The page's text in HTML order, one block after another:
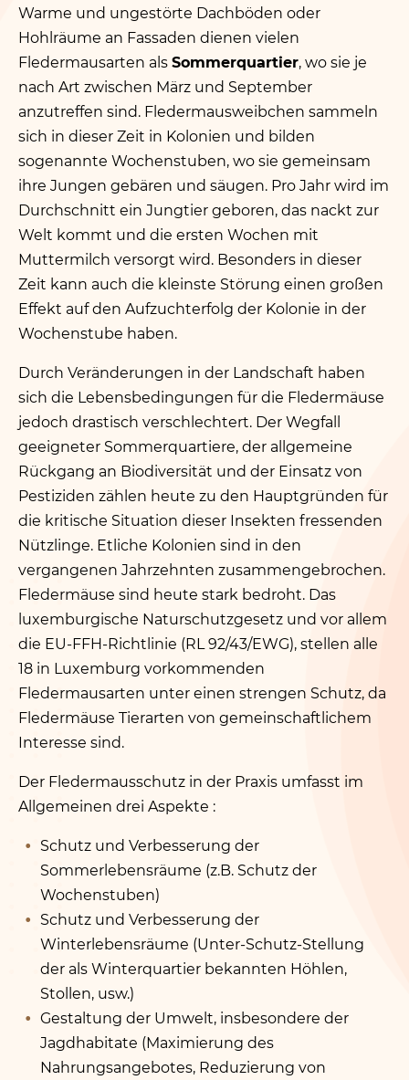
Warme und ungestörte Dachböden oder
Hohlräume an Fassaden dienen vielen
Fledermausarten als Sommerquartier, wo sie je
nach Art zwischen März und September
anzutreffen sind. Fledermausweibchen sammeln
sich in dieser Zeit in Kolonien und bilden
sogenannte Wochenstuben, wo sie gemeinsam
ihre Jungen gebären und säugen. Pro Jahr wird im
Durchschnitt ein Jungtier geboren, das nackt zur
Welt kommt und die ersten Wochen mit
Muttermilch versorgt wird. Besonders in dieser
Zeit kann auch die kleinste Störung einen großen
Effekt auf den Aufzuchterfolg der Kolonie in der
Wochenstube haben.
Durch Veränderungen in der Landschaft haben
sich die Lebensbedingungen für die Fledermäuse
jedoch drastisch verschlechtert. Der Wegfall
geeigneter Sommerquartiere, der allgemeine
Rückgang an Biodiversität und der Einsatz von
Pestiziden zählen heute zu den Hauptgründen für
die kritische Situation dieser Insekten fressenden
Nützlinge. Etliche Kolonien sind in den
vergangenen Jahrzehnten zusammengebrochen.
Fledermäuse sind heute stark bedroht. Das
luxemburgische Naturschutzgesetz und vor allem
die EU-FFH-Richtlinie (RL 92/43/EWG), stellen alle
18 in Luxemburg vorkommenden
Fledermausarten unter einen strengen Schutz, da
Fledermäuse Tierarten von gemeinschaftlichem
Interesse sind.
Der Fledermausschutz in der Praxis umfasst im
Allgemeinen drei Aspekte :
Schutz und Verbesserung der
Sommerlebensräume (z.B. Schutz der
Wochenstuben)
Schutz und Verbesserung der
Winterlebensräume (Unter-Schutz-Stellung
der als Winterquartier bekannten Höhlen,
Stollen, usw.)
Gestaltung der Umwelt, insbesondere der
Jagdhabitate (Maximierung des
Nahrungsangebotes, Reduzierung von